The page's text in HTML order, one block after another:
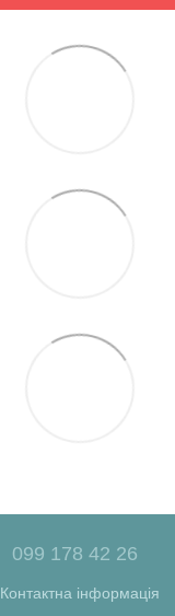
099 178 42 26
Контактна інформація